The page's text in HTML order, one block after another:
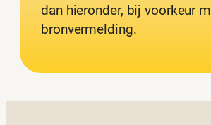
dan hieronder, bij voorkeur
bronvermelding.